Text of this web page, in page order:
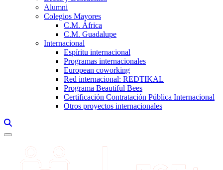
Alumni
Colegios Mayores
C.M. África
C.M. Guadalupe
Internacional
Espíritu internacional
Programas internacionales
European coworking
Red internacional: REDTIKAL
Programa Beautiful Bees
Certificación Contratación Pública Internacional
Otros proyectos internacionales